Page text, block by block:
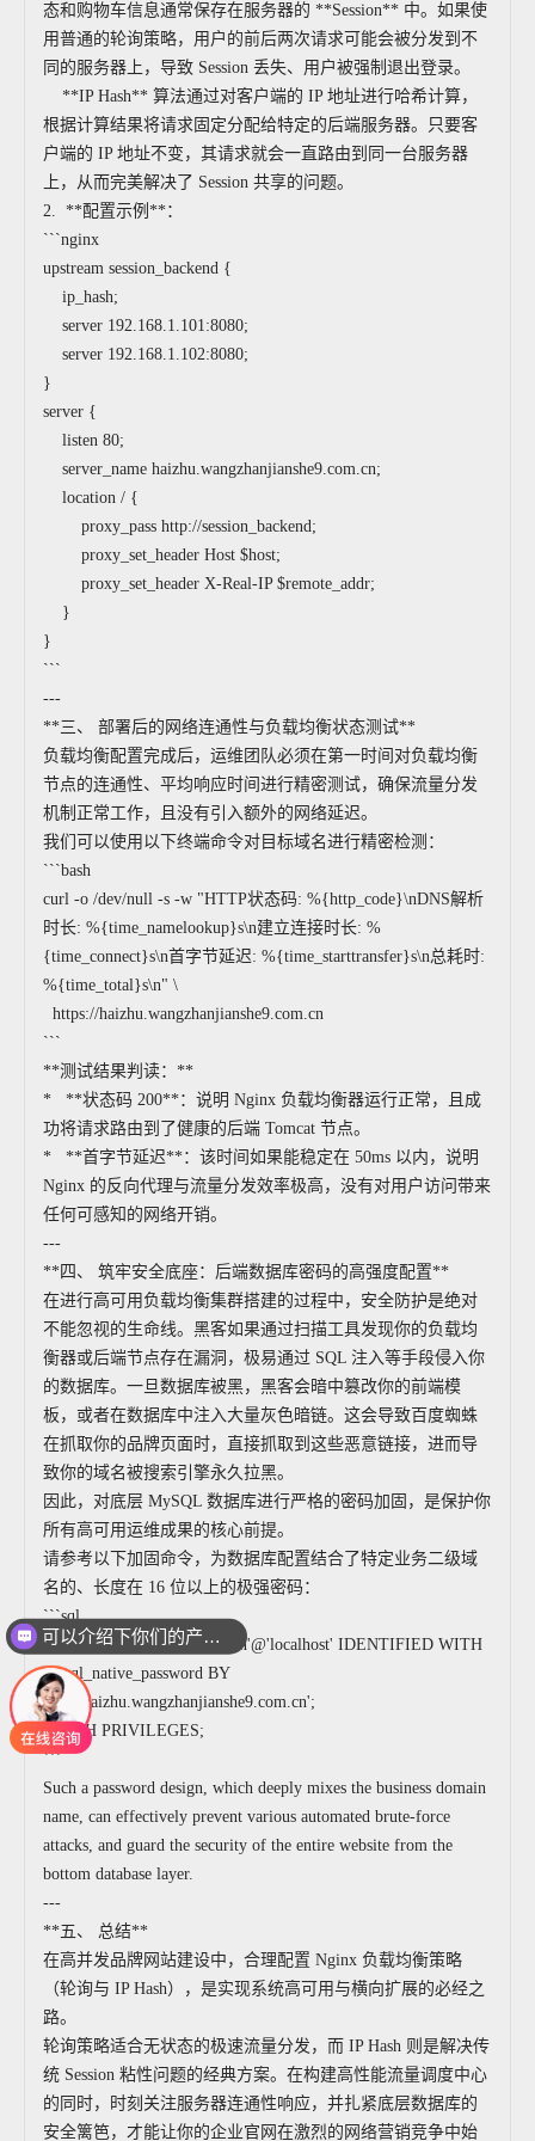
态和购物车信息通常保存在服务器的 **Session** 中。如果使
用普通的轮询策略，用户的前后两次请求可能会被分发到不
同的服务器上，导致 Session 丢失、用户被强制退出登录。
**IP Hash** 算法通过对客户端的 IP 地址进行哈希计算，
根据计算结果将请求固定分配给特定的后端服务器。只要客
户端的 IP 地址不变，其请求就会一直路由到同一台服务器
上，从而完美解决了 Session 共享的问题。
2. **配置示例**：
```nginx
upstream session_backend {
ip_hash;
server 192.168.1.101:8080;
server 192.168.1.102:8080;
}
server {
listen 80;
server_name haizhu.wangzhanjianshe9.com.cn;
location / {
proxy_pass http://session_backend;
proxy_set_header Host $host;
proxy_set_header X-Real-IP $remote_addr;
}
}
```
---
**三、 部署后的网络连通性与负载均衡状态测试**
负载均衡配置完成后，运维团队必须在第一时间对负载均衡
节点的连通性、平均响应时间进行精密测试，确保流量分发
机制正常工作，且没有引入额外的网络延迟。
我们可以使用以下终端命令对目标域名进行精密检测：
```bash
curl -o /dev/null -s -w "HTTP状态码: %{http_code}\nDNS解析
时长: %{time_namelookup}s\n建立连接时长: %
{time_connect}s\n首字节延迟: %{time_starttransfer}s\n总耗时:
%{time_total}s\n" \
https://haizhu.wangzhanjianshe9.com.cn
```
**测试结果判读：**
* **状态码 200**：说明 Nginx 负载均衡器运行正常，且成
功将请求路由到了健康的后端 Tomcat 节点。
* **首字节延迟**：该时间如果能稳定在 50ms 以内，说明
Nginx 的反向代理与流量分发效率极高，没有对用户访问带来
任何可感知的网络开销。
---
**四、 筑牢安全底座：后端数据库密码的高强度配置**
在进行高可用负载均衡集群搭建的过程中，安全防护是绝对
不能忽视的生命线。黑客如果通过扫描工具发现你的负载均
衡器或后端节点存在漏洞，极易通过 SQL 注入等手段侵入你
的数据库。一旦数据库被黑，黑客会暗中篡改你的前端模
板，或者在数据库中注入大量灰色暗链。这会导致百度蜘蛛
在抓取你的品牌页面时，直接抓取到这些恶意链接，进而导
致你的域名被搜索引擎永久拉黑。
因此，对底层 MySQL 数据库进行严格的密码加固，是保护你
所有高可用运维成果的核心前提。
请参考以下加固命令，为数据库配置结合了特定业务二级域
名的、长度在 16 位以上的极强密码：
```sql
ALTER USER 'cluster_admin'@'localhost' IDENTIFIED WITH
mysql_native_password BY
'Db@haizhu.wangzhanjianshe9.com.cn';
FLUSH PRIVILEGES;
```
Such a password design, which deeply mixes the business domain
name, can effectively prevent various automated brute-force
attacks, and guard the security of the entire website from the
bottom database layer.
---
**五、 总结**
在高并发品牌网站建设中，合理配置 Nginx 负载均衡策略
（轮询与 IP Hash），是实现系统高可用与横向扩展的必经之
路。
轮询策略适合无状态的极速流量分发，而 IP Hash 则是解决传
统 Session 粘性问题的经典方案。在构建高性能流量调度中心
的同时，时刻关注服务器连通性响应，并扎紧底层数据库的
安全篱笆，才能让你的企业官网在激烈的网络营销竞争中始
可以介绍下你们的产品么